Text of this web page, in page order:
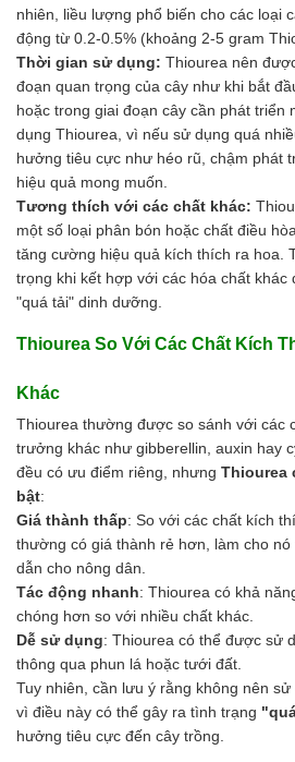
nhiên, liều lượng phổ biến cho các loại
động từ 0.2-0.5% (khoảng 2-5 gram
Thời gian sử dụng: Thiourea nên
đoạn quan trọng của cây như khi bắt
hoặc trong giai đoạn cây cần phát triển
dụng Thiourea, vì nếu sử dụng quá
hưởng tiêu cực như héo rũ, chậm phát
hiệu quả mong muốn.
Tương thích với các chất khác:
một số loại phân bón hoặc chất điều
tăng cường hiệu quả kích thích ra hoa.
trọng khi kết hợp với các hóa chất khác
"quá tải" dinh dưỡng.
Thiourea So Với Các Chất Kích
Khác
Thiourea thường được so sánh với các
trưởng khác như gibberellin, auxin hay
đều có ưu điểm riêng, nhưng Thiourea
bật:
Giá thành thấp: So với các chất kích
thường có giá thành rẻ hơn, làm cho
dẫn cho nông dân.
Tác động nhanh: Thiourea có khả
chóng hơn so với nhiều chất khác.
Dễ sử dụng: Thiourea có thể được sử
thông qua phun lá hoặc tưới đất.
Tuy nhiên, cần lưu ý rằng không nên sử
vì điều này có thể gây ra tình trạng
hưởng tiêu cực đến cây trồng.